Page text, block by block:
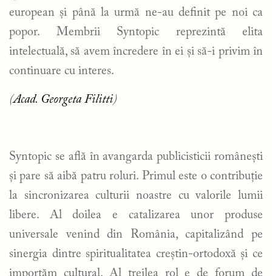
european și până la urmă ne-au definit pe noi ca
popor. Membrii Syntopic reprezintă elita
intelectuală, să avem încredere în ei și să-i privim în
continuare cu interes.
(Acad. Georgeta Filitti)
Syntopic se află în avangarda publicisticii românești
și pare să aibă patru roluri. Primul este o contribuție
la sincronizarea culturii noastre cu valorile lumii
libere. Al doilea e catalizarea unor produse
universale venind din România, capitalizând pe
sinergia dintre spiritualitatea creștin-ortodoxă și ce
importăm cultural. Al treilea rol e de forum de